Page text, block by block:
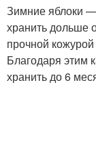
Зимние яблоки
хранить дольше
прочной
Благодаря этим
хранить до 6